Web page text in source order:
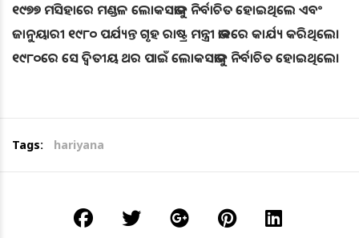
୧୯୭୭ ମସିହାରେ ମଣ୍ଡଳ ଲୋକସଭାକୁ ନିର୍ବାଚିତ ହୋଇଥିଲେ ଏବଂ
ଜାନୁୟାରୀ ୧୯୮୦ ପର୍ଯ୍ୟନ୍ତ ଗୃହ ରାଷ୍ଟ୍ର ମନ୍ତ୍ରୀ ଭାବରେ କାର୍ଯ୍ୟ କରିଥିଲେ।
୧୯୮୦ରେ ସେ ଦ୍ୱିତୀୟ ଥର ପାଇଁ ଲୋକସଭାକୁ ନିର୍ବାଚିତ ହୋଇଥିଲେ।
Tags: hariyana